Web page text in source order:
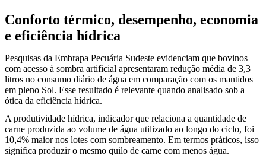
Conforto térmico, desempenho, economia
e eficiência hídrica
Pesquisas da Embrapa Pecuária Sudeste evidenciam que bovinos
com acesso à sombra artificial apresentaram redução média de 3,3
litros no consumo diário de água em comparação com os mantidos
em pleno Sol. Esse resultado é relevante quando analisado sob a
ótica da eficiência hídrica.
A produtividade hídrica, indicador que relaciona a quantidade de
carne produzida ao volume de água utilizado ao longo do ciclo, foi
10,4% maior nos lotes com sombreamento. Em termos práticos, isso
significa produzir o mesmo quilo de carne com menos água.